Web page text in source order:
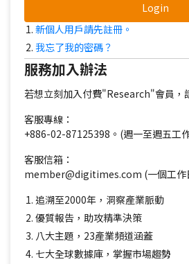
Login
新個人用戶請先註冊。
我忘了我的密碼？
服務加入辦法
若想立刻加入付費"Research"會員，
客服專線：
+886-02-87125398。(週一至週五工
客服信箱：
member@digitimes.com (一個工作
追溯至2000年，洞察產業脈動
優質報告，助攻精準決策
八大主題，23產業頻道涵蓋
七大全球數據庫，掌握市場趨勢